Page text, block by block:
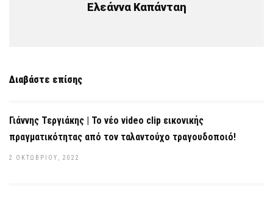
Ελεάννα Καπάνταη
Διαβάστε επίσης
Γιάννης Τεργιάκης | Το νέο video clip εικονικής
πραγματικότητας από τον ταλαντούχο τραγουδοποιό!
2 ΟΚΤΩΒΡΊΟΥ, 2022